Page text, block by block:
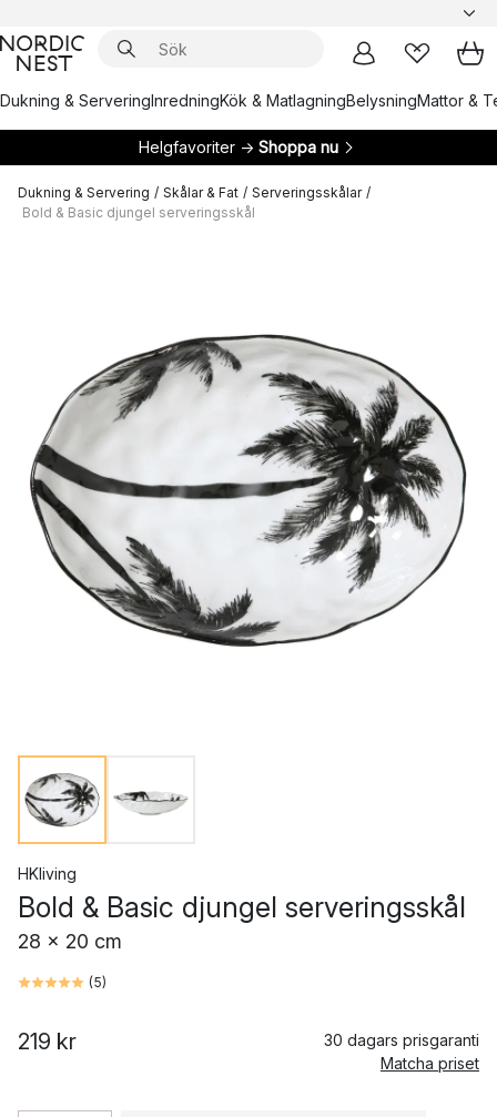
Dukning & ServeringInredningKök & MatlagningBelysningMattor &
Helgfavoriter → Shoppa nu
Dukning & Servering / Skålar & Fat / Serveringsskålar /
Bold & Basic djungel serveringsskål
HKliving
Bold & Basic djungel serveringsskål
28 x 20 cm
(5)
219 kr
30 dagars prisgaranti
Matcha priset